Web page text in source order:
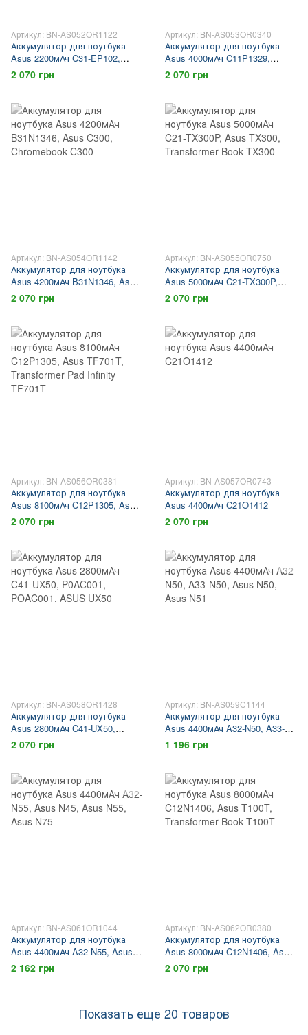
Артикул: BN-AS052OR1122
Аккумулятор для ноутбука
Asus 2200мАч C31-EP102,
Asus EP102, Eee Pad EP102
2 070 грн
Артикул: BN-AS053OR0340
Аккумулятор для ноутбука
Asus 4000мАч C11P1329,
ASUS ME181C, MeMo Pad 8
ME181C
2 070 грн
Артикул: BN-AS054OR1142
Аккумулятор для ноутбука
Asus 4200мАч B31N1346, Asus
C300, Chromebook C300
2 070 грн
Артикул: BN-AS055OR0750
Аккумулятор для ноутбука
Asus 5000мАч C21-TX300P,
Asus TX300, Transformer Book
TX300
2 070 грн
Артикул: BN-AS056OR0381
Аккумулятор для ноутбука
Asus 8100мАч C12P1305, Asus
TF701T, Transformer Pad Infinity
TF701T
2 070 грн
Артикул: BN-AS057OR0743
Аккумулятор для ноутбука
Asus 4400мАч C21O1412
2 070 грн
Артикул: BN-AS058OR1428
Аккумулятор для ноутбука
Asus 2800мАч C41-UX50,
P0AC001, POAC001, ASUS
UX50
2 070 грн
Артикул: BN-AS059C1144
Аккумулятор для ноутбука
Asus 4400мАч A32-N50, A33-
N50, Asus N50, Asus N51
1 196 грн
Артикул: BN-AS061OR1044
Аккумулятор для ноутбука
Asus 4400мАч A32-N55, Asus
N45, Asus N55, Asus N75
2 162 грн
Артикул: BN-AS062OR0380
Аккумулятор для ноутбука
Asus 8000мАч C12N1406, Asus
T100T, Transformer Book T100T
2 070 грн
Показать еще 20 товаров